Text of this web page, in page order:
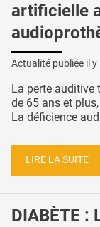
artificielle
Actualité publiée il y
La perte auditive
de 65 ans et
La déficience
LIRE LA SUITE
DIABÈTE :